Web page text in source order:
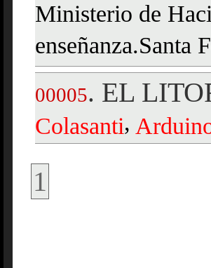
Ministerio de
enseñanza.Santa
00005. EL
Colasanti,
1